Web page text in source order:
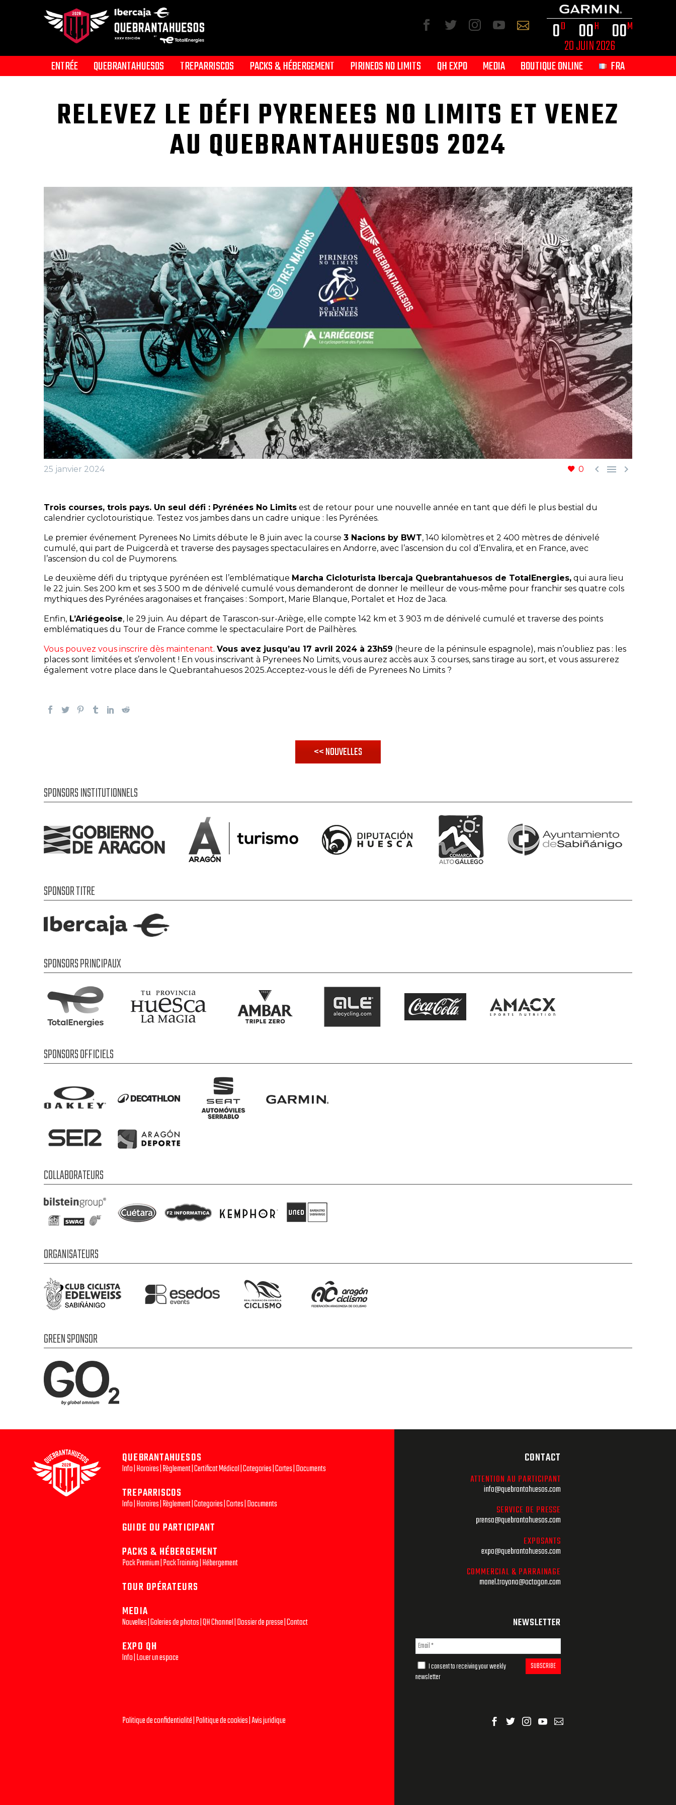
0D 00H 00M
20 JUIN 2026
ENTRÉE QUEBRANTAHUESOS TREPARRISCOS PACKS & HÉBERGEMENT PIRINEOS NO LIMITS QH EXPO MEDIA BOUTIQUE ONLINE FRA
RELEVEZ LE DÉFI PYRENEES NO LIMITS ET VENEZ
AU QUEBRANTAHUESOS 2024
0   
25 janvier 2024
Trois courses, trois pays. Un seul défi : Pyrénées No Limits est de retour pour une nouvelle année en tant que défi le plus bestial du
calendrier cyclotouristique. Testez vos jambes dans un cadre unique : les Pyrénées.
Le premier événement Pyrenees No Limits débute le 8 juin avec la course 3 Nacions by BWT, 140 kilomètres et 2 400 mètres de dénivelé
cumulé, qui part de Puigcerdà et traverse des paysages spectaculaires en Andorre, avec l’ascension du col d’Envalira, et en France, avec
l’ascension du col de Puymorens.
Le deuxième défi du triptyque pyrénéen est l’emblématique Marcha Cicloturista Ibercaja Quebrantahuesos de TotalEnergies, qui aura lieu
le 22 juin. Ses 200 km et ses 3 500 m de dénivelé cumulé vous demanderont de donner le meilleur de vous-même pour franchir ses quatre cols
mythiques des Pyrénées aragonaises et françaises : Somport, Marie Blanque, Portalet et Hoz de Jaca.
Enfin, L’Ariégeoise, le 29 juin. Au départ de Tarascon-sur-Ariège, elle compte 142 km et 3 903 m de dénivelé cumulé et traverse des points
emblématiques du Tour de France comme le spectaculaire Port de Pailhères.
Vous pouvez vous inscrire dès maintenant. Vous avez jusqu’au 17 avril 2024 à 23h59 (heure de la péninsule espagnole), mais n’oubliez pas : les
places sont limitées et s’envolent ! En vous inscrivant à Pyrenees No Limits, vous aurez accès aux 3 courses, sans tirage au sort, et vous assurerez
également votre place dans le Quebrantahuesos 2025.Acceptez-vous le défi de Pyrenees No Limits ?
<< NOUVELLES
SPONSORS INSTITUTIONNELS
SPONSOR TITRE
SPONSORS PRINCIPAUX
SPONSORS OFFICIELS
COLLABORATEURS
ORGANISATEURS
GREEN SPONSOR
QUEBRANTAHUESOS
Info|Horaires|Règlement|Certificat Médical|Categories|Cartes|Documents
TREPARRISCOS
Info|Horaires|Règlement|Categories|Cartes|Documents
GUIDE DU PARTICIPANT
PACKS & HÉBERGEMENT
Pack Premium|Pack Training|Hébergement
TOUR OPÉRATEURS
MEDIA
Nouvelles|Galeries de photos|QH Channel|Dossier de presse|Contact
EXPO QH
Info|Louer un espace
Politique de confidentialité|Politique de cookies|Avis juridique
CONTACT
ATTENTION AU PARTICIPANT
info@quebrantahuesos.com
SERVICE DE PRESSE
prensa@quebrantahuesos.com
EXPOSANTS
expo@quebrantahuesos.com
COMMERCIAL & PARRAINAGE
manel.troyano@octagon.com
NEWSLETTER
I consent to receiving your weekly
newsletter
SUBSCRIBE